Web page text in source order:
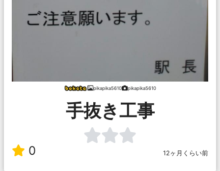
pikapika5610 pikapika5610
手抜き工事
0 12ヶ月くらい前